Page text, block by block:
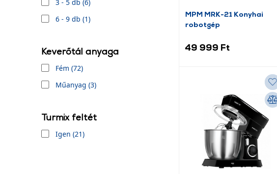
3 - 5 db (6)
6 - 9 db (1)
Keverőtál anyaga
Fém (72)
Műanyag (3)
Turmix feltét
Igen (21)
MPM MRK-21 Konyhai
robotgép
49 999 Ft